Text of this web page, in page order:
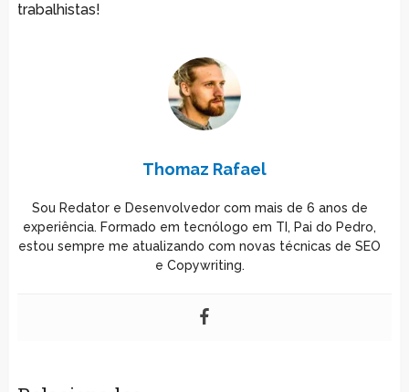
trabalhistas!
Thomaz Rafael
Sou Redator e Desenvolvedor com mais de 6 anos de
experiência. Formado em tecnólogo em TI, Pai do Pedro,
estou sempre me atualizando com novas técnicas de SEO
e Copywriting.